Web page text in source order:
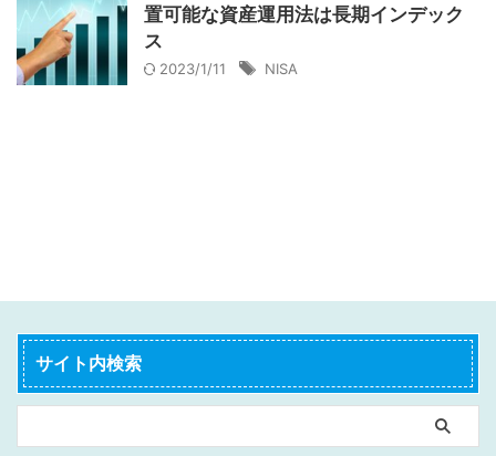
置可能な資産運用法は長期インデック
ス
2023/1/11 NISA
サイト内検索